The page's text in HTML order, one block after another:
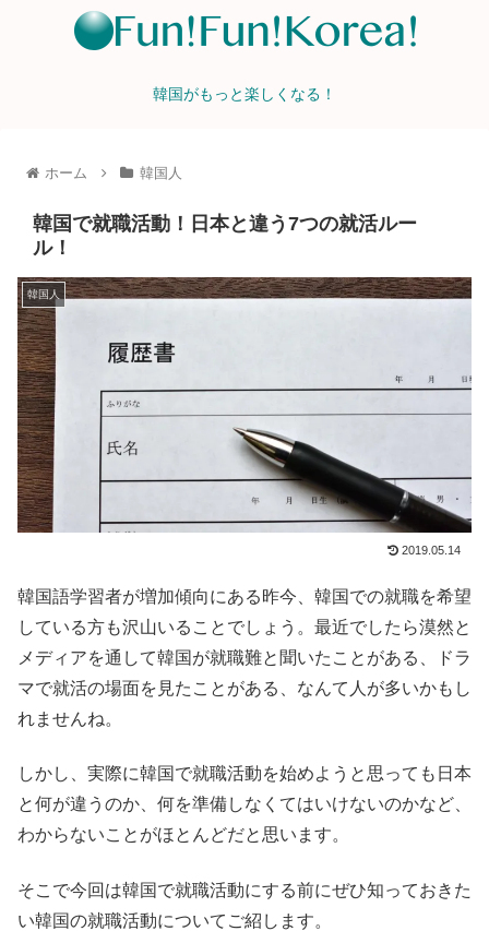
韓国がもっと楽しくなる！
ホーム 韓国人
韓国で就職活動！日本と違う7つの就活ルー
ル！
韓国人
2019.05.14
韓国語学習者が増加傾向にある昨今、韓国での就職を希望
している方も沢山いることでしょう。最近でしたら漠然と
メディアを通して韓国が就職難と聞いたことがある、ドラ
マで就活の場面を見たことがある、なんて人が多いかもし
れませんね。
しかし、実際に韓国で就職活動を始めようと思っても日本
と何が違うのか、何を準備しなくてはいけないのかなど、
わからないことがほとんどだと思います。
そこで今回は韓国で就職活動にする前にぜひ知っておきた
い韓国の就職活動についてご紹します。